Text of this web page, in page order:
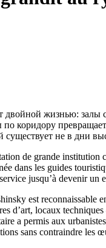
двойной жизнью:
коридору
существует не в дни
de grande institution
dans les guides
jusqu’à devenir
est reconnaissable
d’art, locaux
a permis aux
sans contraindre les